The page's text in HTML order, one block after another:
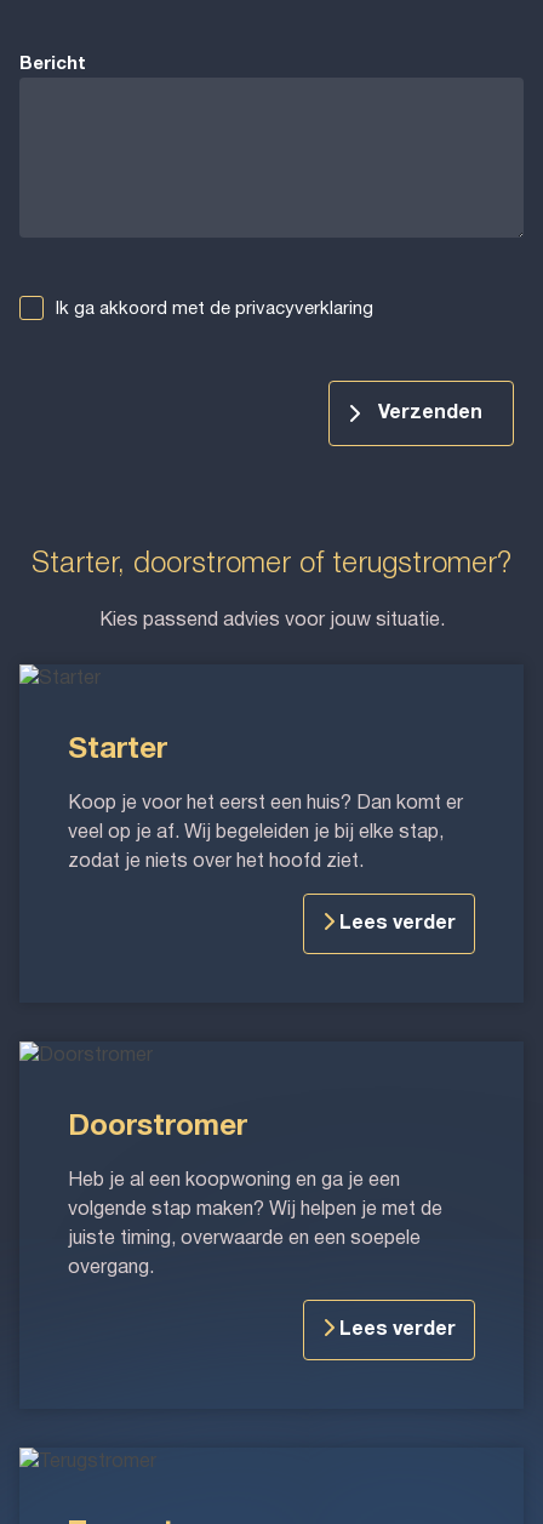
Bericht
Ik ga akkoord met de privacyverklaring
Verzenden
Starter, doorstromer of terugstromer?
Kies passend advies voor jouw situatie.
Starter
Starter
Koop je voor het eerst een huis? Dan komt er
veel op je af. Wij begeleiden je bij elke stap,
zodat je niets over het hoofd ziet.
Lees verder
Doorstromer
Doorstromer
Heb je al een koopwoning en ga je een
volgende stap maken? Wij helpen je met de
juiste timing, overwaarde en een soepele
overgang.
Lees verder
Terugstromer